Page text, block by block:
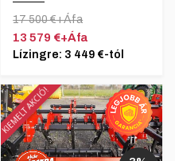
17 500 €+Áfa
13 579 €+Áfa
Lízingre: 3 449 €-tól
KIEMELT AKCIÓ!